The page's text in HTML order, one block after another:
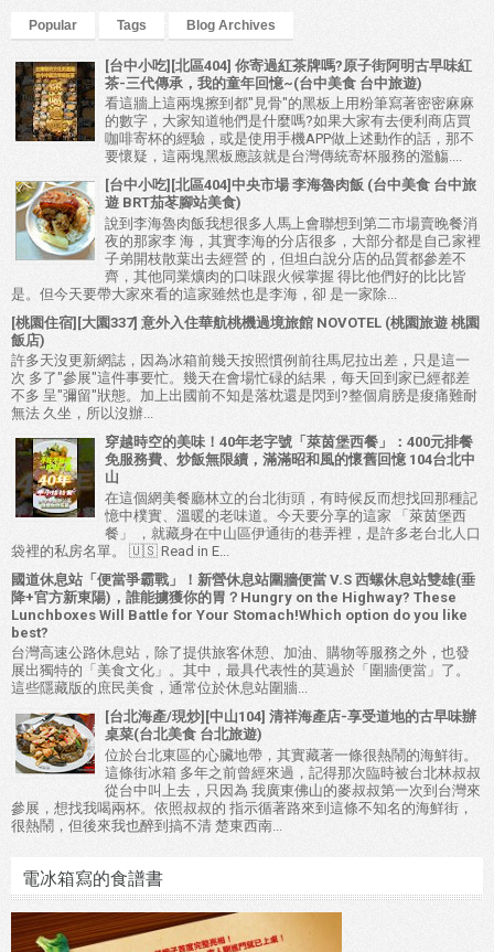
Popular Tags Blog Archives
[台中小吃][北區404] 你寄過紅茶牌嗎?原子街阿明古早味紅
茶-三代傳承，我的童年回憶~(台中美食 台中旅遊)
看這牆上這兩塊擦到都"見骨"的黑板上用粉筆寫著密密麻麻
的數字，大家知道牠們是什麼嗎?如果大家有去便利商店買
咖啡寄杯的經驗，或是使用手機APP做上述動作的話，那不
要懷疑，這兩塊黑板應該就是台灣傳統寄杯服務的濫觴....
[台中小吃][北區404]中央市場 李海魯肉飯 (台中美食 台中旅
遊 BRT茄苳腳站美食)
說到李海魯肉飯我想很多人馬上會聯想到第二市場賣晚餐消
夜的那家李 海，其實李海的分店很多，大部分都是自己家裡
子弟開枝散葉出去經營 的，但坦白說分店的品質都參差不
齊，其他同業爌肉的口味跟火候掌握 得比他們好的比比皆
是。但今天要帶大家來看的這家雖然也是李海，卻 是一家除...
[桃園住宿][大園337] 意外入住華航桃機過境旅館 NOVOTEL (桃園旅遊 桃園
飯店)
許多天沒更新網誌，因為冰箱前幾天按照慣例前往馬尼拉出差，只是這一
次 多了"參展"這件事要忙。幾天在會場忙碌的結果，每天回到家已經都差
不多 呈"彌留"狀態。加上出國前不知是落枕還是閃到?整個肩膀是痠痛難耐
無法 久坐，所以沒辦...
穿越時空的美味！40年老字號「萊茵堡西餐」：400元排餐
免服務費、炒飯無限續，滿滿昭和風的懷舊回憶 104台北中
山
在這個網美餐廳林立的台北街頭，有時候反而想找回那種記
憶中樸實、溫暖的老味道。今天要分享的這家 「萊茵堡西
餐」 ，就藏身在中山區伊通街的巷弄裡，是許多老台北人口
袋裡的私房名單。 🇺🇸 Read in E...
國道休息站「便當爭霸戰」！新營休息站圍牆便當 V.S 西螺休息站雙雄(垂
降+官方新東陽)，誰能擄獲你的胃？Hungry on the Highway? These
Lunchboxes Will Battle for Your Stomach!Which option do you like
best?
台灣高速公路休息站，除了提供旅客休憩、加油、購物等服務之外，也發
展出獨特的「美食文化」。其中，最具代表性的莫過於「圍牆便當」了。
這些隱藏版的庶民美食，通常位於休息站圍牆...
[台北海產/現炒][中山104] 清祥海產店-享受道地的古早味辦
桌菜(台北美食 台北旅遊)
位於台北東區的心臟地帶，其實藏著一條很熱鬧的海鮮街。
這條街冰箱 多年之前曾經來過，記得那次臨時被台北林叔叔
從台中叫上去，只因為 我廣東佛山的麥叔叔第一次到台灣來
參展，想找我喝兩杯。依照叔叔的 指示循著路來到這條不知名的海鮮街，
很熱鬧，但後來我也醉到搞不清 楚東西南...
電冰箱寫的食譜書